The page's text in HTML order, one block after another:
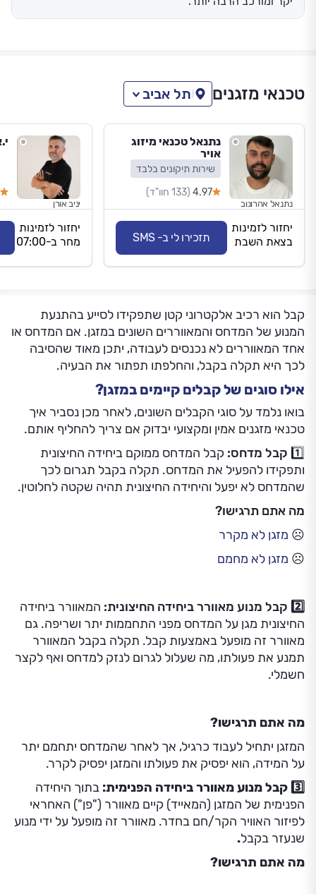
טכנאי מזגנים תל אביב
נתנאל טכנאי מיזוג
אויר
שירות תיקונים בלבד
4.97 (133 חוו"ד)
נתנאל אהרונוב
יחזור לזמינות
בצאת השבת
תזכירו לי ב- SMS
יניב אורן
יחזור לזמינות
מחר ב-07:00
קבל הוא רכיב אלקטרוני קטן שתפקידו לסייע בהתנעת
המנוע של המדחס והמאווררים השונים במזגן. אם המדחס או
אחד המאווררים לא נכנסים לעבודה, יתכן מאוד שהסיבה
לכך היא תקלה בקבל, והחלפתו תפתור את הבעיה.
אילו סוגים של קבלים קיימים במזגן?
בואו נלמד על סוגי הקבלים השונים, לאחר מכן נסביר איך
טכנאי מזגנים אמין ומקצועי יבדוק אם צריך להחליף אותם.
1️⃣ קבל מדחס: קבל המדחס ממוקם ביחידה החיצונית
ותפקידו להפעיל את המדחס. תקלה בקבל תגרום לכך
שהמדחס לא יפעל והיחידה החיצונית תהיה שקטה לחלוטין.
מה אתם תרגישו?
☹️ מזגן לא מקרר
☹️ מזגן לא מחמם
2️⃣ קבל מנוע מאוורר ביחידה החיצונית: המאוורר ביחידה
החיצונית מגן על המדחס מפני התחממות יתר ושריפה. גם
מאוורר זה מופעל באמצעות קבל. תקלה בקבל המאוורר
תמנע את פעולתו, מה שעלול לגרום לנזק למדחס ואף לקצר
חשמלי.
מה אתם תרגישו?
המזגן יתחיל לעבוד כרגיל, אך לאחר שהמדחס יתחמם יתר
על המידה, הוא יפסיק את פעולתו והמזגן יפסיק לקרר.
3️⃣ קבל מנוע מאוורר ביחידה הפנימית:
בתוך היחידה
הפנימית של המזגן (המאייד) קיים מאוורר ("פן") האחראי
לפיזור האוויר הקר/חם בחדר. מאוורר זה מופעל על ידי מנוע
שנעזר בקבל.
מה אתם תרגישו?